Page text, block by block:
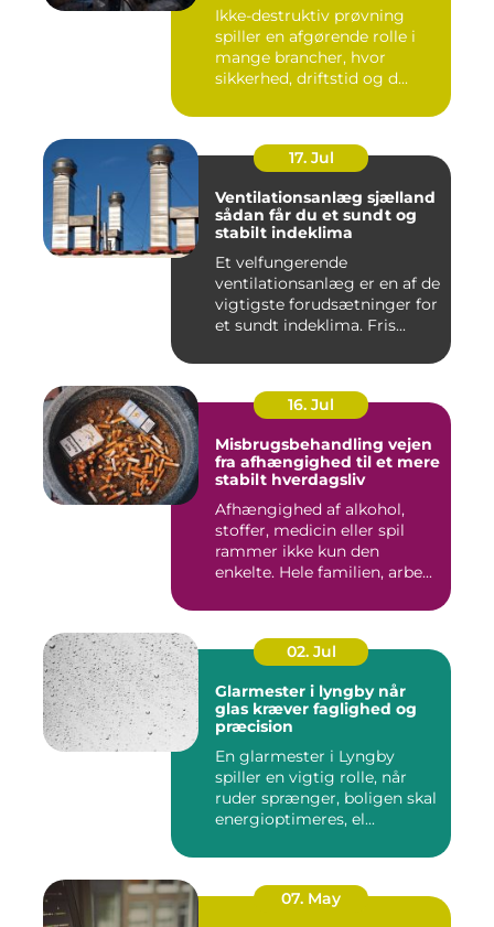
Ikke-destruktiv prøvning
spiller en afgørende rolle i
mange brancher, hvor
sikkerhed, driftstid og d...
17. Jul
Ventilationsanlæg sjælland
sådan får du et sundt og
stabilt indeklima
Et velfungerende
ventilationsanlæg er en af de
vigtigste forudsætninger for
et sundt indeklima. Fris...
16. Jul
Misbrugsbehandling vejen
fra afhængighed til et mere
stabilt hverdagsliv
Afhængighed af alkohol,
stoffer, medicin eller spil
rammer ikke kun den
enkelte. Hele familien, arbe...
02. Jul
Glarmester i lyngby når
glas kræver faglighed og
præcision
En glarmester i Lyngby
spiller en vigtig rolle, når
ruder sprænger, boligen skal
energioptimeres, el...
07. May